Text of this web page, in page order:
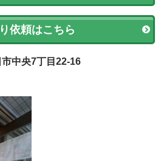
依頼はこちら
中央7丁目22-16